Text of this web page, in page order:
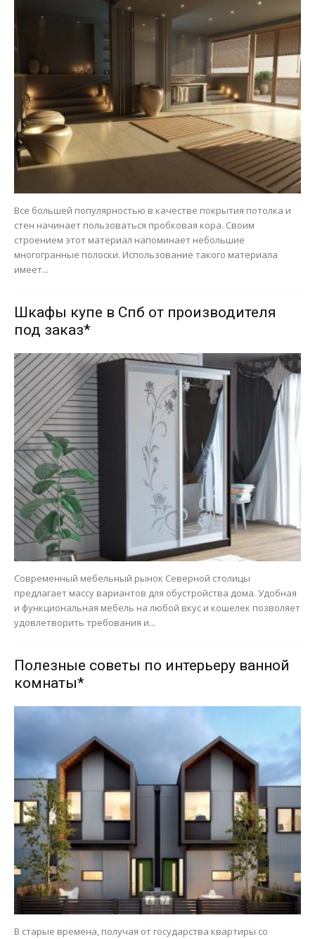
Все большей популярностью в качестве покрытия потолка и
стен начинает пользоваться пробковая кора. Своим
строением этот материал напоминает небольшие
многогранные полоски. Использование такого материала
имеет...
Шкафы купе в Спб от производителя
под заказ*
Современный мебельный рынок Северной столицы
предлагает массу вариантов для обустройства дома. Удобная
и функциональная мебель на любой вкус и кошелек позволяет
удовлетворить требования и...
Полезные советы по интерьеру ванной
комнаты*
В старые времена, получая от государства квартиры со